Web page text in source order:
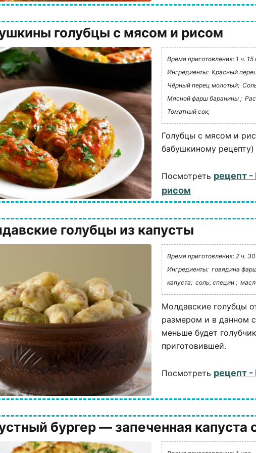
голубцы с мясом и рисом
Время приготовления: 1 ч. 15
Ингредиенты: Красный
Чёрный перец молотый;
Мясной фарш баранины ;
Томатный сок;
Голубцы с мясом и
бабушкиному рецепту)
Посмотреть рецепт
рисом
голубцы из капусты
Время приготовления: 2 ч.
Ингредиенты: говядина
капуста; соль, специи ;
Молдавские голубцы
размером и в данном
меньше будет
приготовившей.
Посмотреть рецепт -
бургер — запеченная